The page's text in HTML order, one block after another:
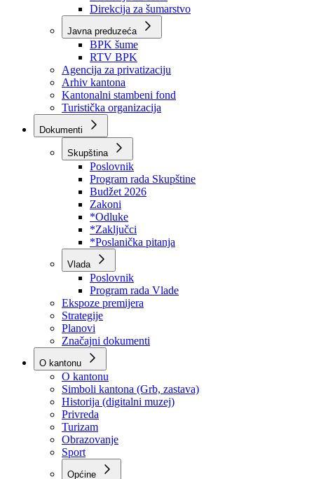
Direkcije
Direkcija za robne rezerve
Direkcija za ceste
Direkcija za šumarstvo
Javna preduzeća
BPK šume
RTV BPK
Agencija za privatizaciju
Arhiv kantona
Kantonalni stambeni fond
Turistička organizacija
Dokumenti
Skupština
Poslovnik
Program rada Skupštine
Budžet 2026
Zakoni
*Odluke
*Zaključci
*Poslanička pitanja
Vlada
Poslovnik
Program rada Vlade
Ekspoze premijera
Strategije
Planovi
Značajni dokumenti
O kantonu
O kantonu
Simboli kantona (Grb, zastava)
Historija (digitalni muzej)
Privreda
Turizam